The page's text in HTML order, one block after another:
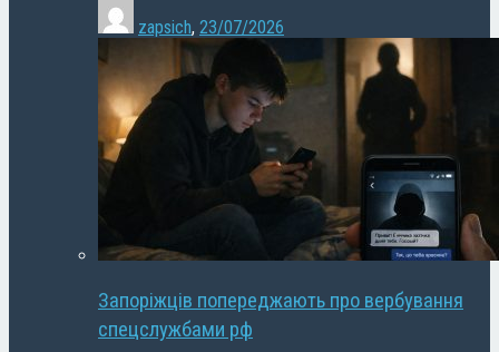
zapsich, 23/07/2026
Запоріжців попереджають про вербування
спецслужбами рф